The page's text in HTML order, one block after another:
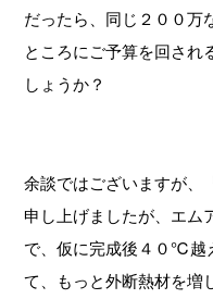
だったら、同じ２００万
ところにご予算を回され
しょうか？
余談ではございますが、
申し上げましたが、エム
で、仮に完成後４０℃越
て、もっと外断熱材を増